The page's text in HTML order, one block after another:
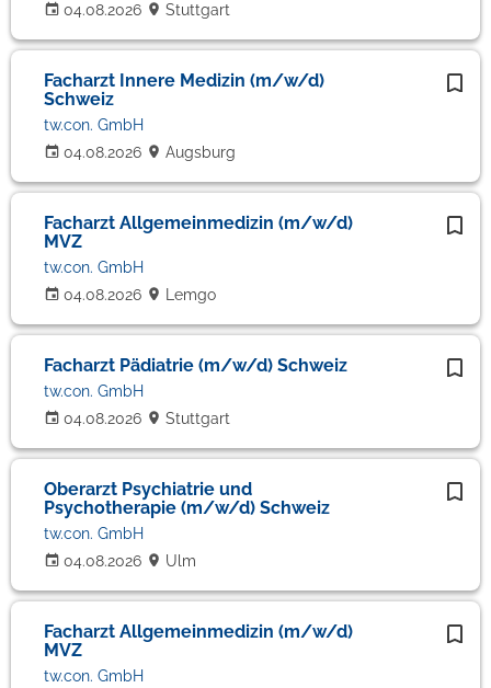
04.08.2026
Stuttgart
Facharzt Innere Medizin (m/w/d)
Schweiz
04.08.2026
tw.con. GmbH
Augsburg
Facharzt Allgemeinmedizin (m/w/d)
MVZ
04.08.2026
tw.con. GmbH
Lemgo
Facharzt Pädiatrie (m/w/d) Schweiz
04.08.2026
tw.con. GmbH
Stuttgart
Oberarzt Psychiatrie und
Psychotherapie (m/w/d) Schweiz
04.08.2026
tw.con. GmbH
Ulm
Facharzt Allgemeinmedizin (m/w/d)
MVZ
tw.con. GmbH